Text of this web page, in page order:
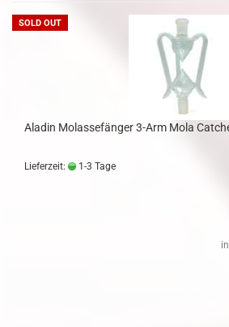
SOLD OUT
Aladin Molassefänger 3-Arm Mola
Lieferzeit: 1-3 Tage